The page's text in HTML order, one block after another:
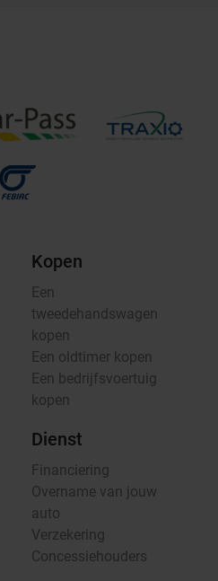
Kopen
Een
tweedehandswagen
kopen
Een oldtimer kopen
Een bedrijfsvoertuig
kopen
Dienst
Financiering
Overname van jouw
auto
Verzekering
Concessiehouders